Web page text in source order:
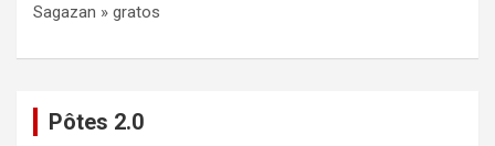
Sagazan » gratos
Pôtes 2.0